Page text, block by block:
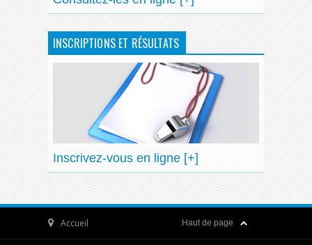
INSCRIPTIONS ET RÉSULTATS
Inscrivez-vous en ligne [+]
Accueil Haut de page